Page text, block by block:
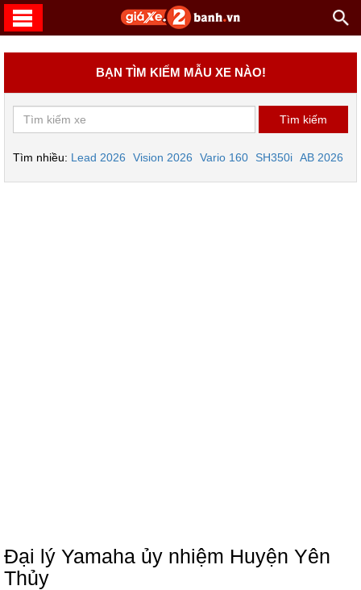
BẠN TÌM KIẾM MẪU XE NÀO!
Tìm nhiều: Lead 2026 Vision 2026 Vario 160 SH350i AB 2026
Đại lý Yamaha ủy nhiệm Huyện Yên
Thủy